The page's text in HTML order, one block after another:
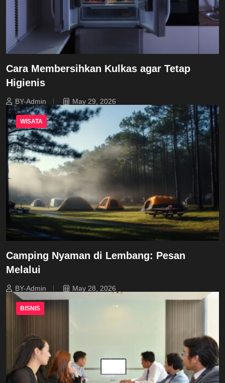
Cara Membersihkan Kulkas agar Tetap
Higienis
BY-Admin May 29, 2026
WISATA
Camping Nyaman di Lembang: Pesan
Melalui
BY-Admin May 28, 2026
BISNIS